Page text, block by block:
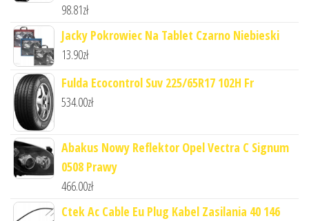
98.81zł
Jacky Pokrowiec Na Tablet Czarno Niebieski
13.90zł
Fulda Ecocontrol Suv 225/65R17 102H Fr
534.00zł
Abakus Nowy Reflektor Opel Vectra C Signum
0508 Prawy
466.00zł
Ctek Ac Cable Eu Plug Kabel Zasilania 40 146